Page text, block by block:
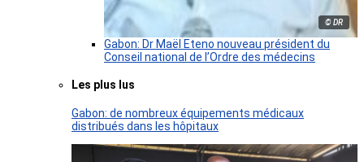
© DR
Gabon: Dr Maël Eteno nouveau président du
Conseil national de l’Ordre des médecins
Les plus lus
Gabon: de nombreux équipements médicaux
distribués dans les hôpitaux